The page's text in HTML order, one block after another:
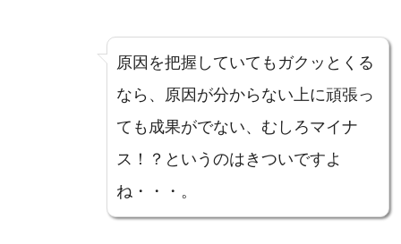
原因を把握していてもガクッとくる
なら、原因が分からない上に頑張っ
ても成果がでない、むしろマイナ
ス！？というのはきついですよ
ね・・・。